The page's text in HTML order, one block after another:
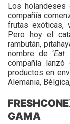
Los holandeses
compañía
frutas exóticas,
Pero hoy el
rambután,
nombre de ‘Eat
compañía
productos en
Alemania,
GAMA